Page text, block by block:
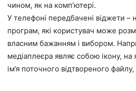
чином, як на комп’ютері.
У телефоні передбачені віджети –
програм, які користувач може
власним бажанням і вибором.
медіаплеєра являє собою ікону, на
ім’я поточного відтвореного файлу,